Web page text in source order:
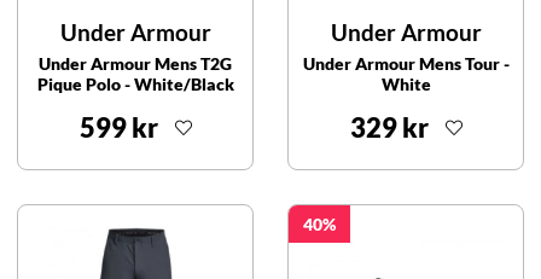
Under Armour
Under Armour Mens T2G
Pique Polo - White/Black
599 kr
Under Armour
Under Armour Mens Tour -
White
329 kr
40